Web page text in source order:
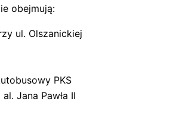
obejmują:
ul. Olszanickiej
PKS
Jana Pawła II